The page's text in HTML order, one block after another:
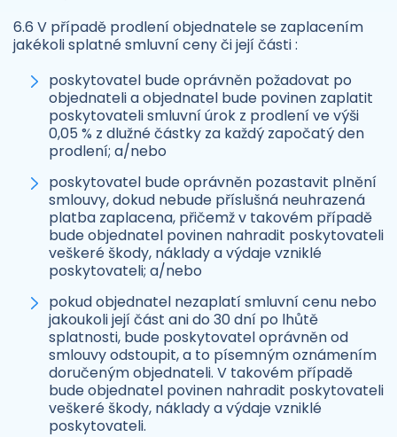
6.6 V případě prodlení objednatele se zaplacením
jakékoli splatné smluvní ceny či její části :
poskytovatel bude oprávněn požadovat po
objednateli a objednatel bude povinen zaplatit
poskytovateli smluvní úrok z prodlení ve výši
0,05 % z dlužné částky za každý započatý den
prodlení; a/nebo
poskytovatel bude oprávněn pozastavit plnění
smlouvy, dokud nebude příslušná neuhrazená
platba zaplacena, přičemž v takovém případě
bude objednatel povinen nahradit poskytovateli
veškeré škody, náklady a výdaje vzniklé
poskytovateli; a/nebo
pokud objednatel nezaplatí smluvní cenu nebo
jakoukoli její část ani do 30 dní po lhůtě
splatnosti, bude poskytovatel oprávněn od
smlouvy odstoupit, a to písemným oznámením
doručeným objednateli. V takovém případě
bude objednatel povinen nahradit poskytovateli
veškeré škody, náklady a výdaje vzniklé
poskytovateli.